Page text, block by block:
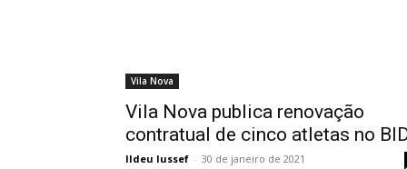
Vila Nova
Vila Nova publica renovação
contratual de cinco atletas no
Ildeu Iussef - 30 de janeiro de 2021